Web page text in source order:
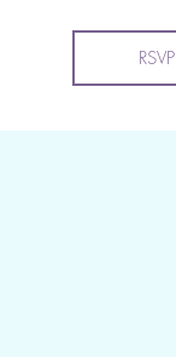
RSVP